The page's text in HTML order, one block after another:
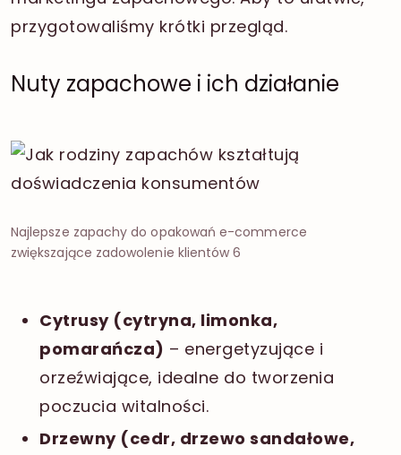
przygotowaliśmy krótki przegląd.
Nuty zapachowe i ich działanie
Najlepsze zapachy do opakowań e-commerce
zwiększające zadowolenie klientów 6
Cytrusy (cytryna, limonka,
pomarańcza) – energetyzujące i
orzeźwiające, idealne do tworzenia
poczucia witalności.
Drzewny (cedr, drzewo sandałowe,